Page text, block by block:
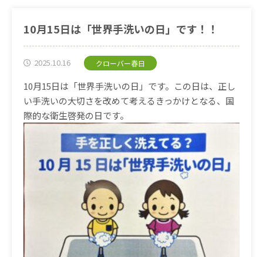
10月15日は「世界手洗いの日」です！！
2025.10.16 クローバー春日
10月15日は「世界手洗いの日」です。この日は、正し
い手洗いの大切さを改めて考えるきっかけとなる、国
際的な衛生啓発の日です。